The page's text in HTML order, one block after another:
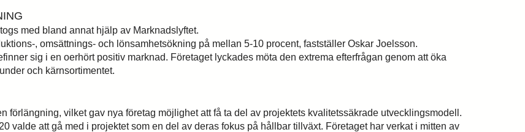
med bland annat hjälp av Marknadslyftet.
, omsättnings- och lönsamhetsökning på mellan 5-10 procent, fastställer Oskar Joelsson.
sig i en oerhört positiv marknad. Företaget lyckades möta den extrema efterfrågan genom att öka
och kärnsortimentet.
förlängning, vilket gav nya företag möjlighet att få ta del av projektets kvalitetssäkrade utvecklingsmodell.
valde att gå med i projektet som en del av deras fokus på hållbar tillväxt. Företaget har verkat i mitten av